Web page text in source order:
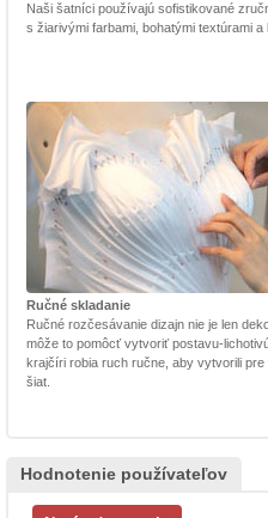
Naši šatníci používajú sofistikované
s žiarivými farbami, bohatými textúrami a
Ručné skladanie
Ručné rozčesávanie dizajn nie je len
môže to pomôcť vytvoriť postavu-
krajčíri robia ruch ručne, aby vytvorili
šiat.
Hodnotenie používateľov